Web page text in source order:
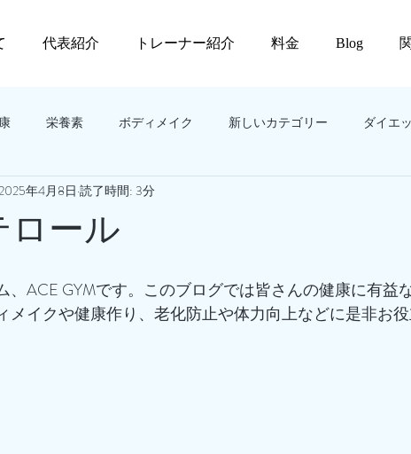
代表紹介 トレーナー紹介 料金 Blog
栄養素 ボディメイク 新しいカテゴリー ダイエ
ロール
2025年4月8日 読了時間: 3分
、ACE GYMです。このブログでは皆さんの健康に有益
メイクや健康作り、老化防止や体力向上などに是非お役